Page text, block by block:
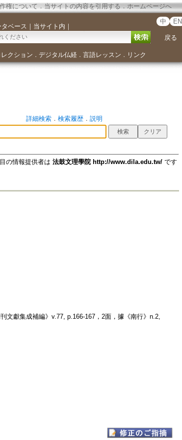
権について．当サイトの内容を引用する ． ホームページへ
ベース ｜ 当サイト内 ｜
中 EN
戻る
クション ． デジタル仏経． 言語レッスン ． リンク
詳細検索． 検索履歴． 説明
の情報提供者は 法鼓文理學院 http://www.dila.edu.tw/です
文獻集成補編》v.77, p.166-167，2面，據《南行》n.2,